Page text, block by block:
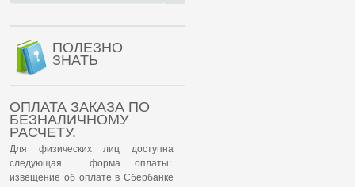
ПОЛЕЗНО
ЗНАТЬ
ОПЛАТА ЗАКАЗА ПО
БЕЗНАЛИЧНОМУ
РАСЧЕТУ.
Для физических лиц доступна
следующая форма оплаты:
извещение об оплате в Сбербанке